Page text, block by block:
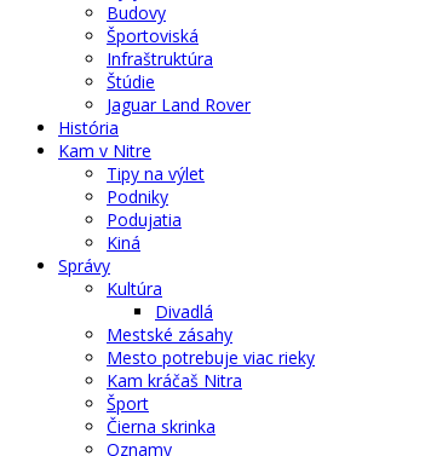
Budovy
Športoviská
Infraštruktúra
Štúdie
Jaguar Land Rover
História
Kam v Nitre
Tipy na výlet
Podniky
Podujatia
Kiná
Správy
Kultúra
Divadlá
Mestské zásahy
Mesto potrebuje viac rieky
Kam kráčaš Nitra
Šport
Čierna skrinka
Oznamy